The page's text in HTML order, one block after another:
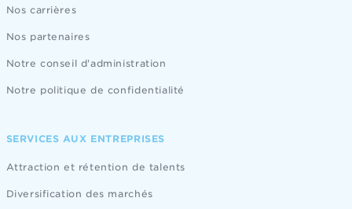
Nos carrières
Nos partenaires
Notre conseil d'administration
Notre politique de confidentialité
SERVICES AUX ENTREPRISES
Attraction et rétention de talents
Diversification des marchés